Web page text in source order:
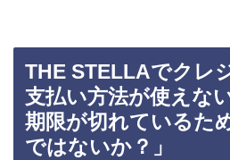
THE STELLAでクレ
支払い方法が使えな
期限が切れているた
ではないか？」